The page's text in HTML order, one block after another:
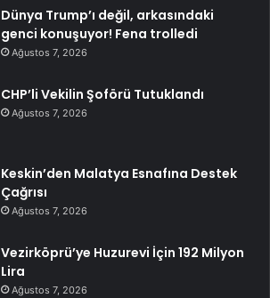
Dünya Trump’ı değil, arkasındaki
genci konuşuyor! Fena trolledi
Ağustos 7, 2026
CHP’li Vekilin Şoförü Tutuklandı
Ağustos 7, 2026
Keskin’den Malatya Esnafına Destek
Çağrısı
Ağustos 7, 2026
Vezirköprü’ye Huzurevi İçin 192 Milyon
Lira
Ağustos 7, 2026